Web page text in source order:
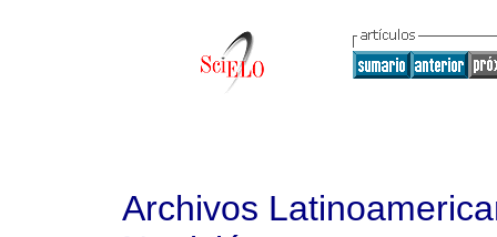
Archivos